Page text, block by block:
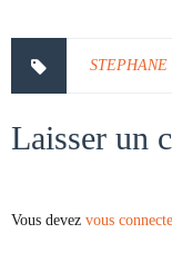
Laisser un
Vous devez vous